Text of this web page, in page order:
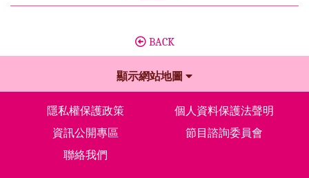
BACK
顯示網站地圖
隱私權保護政策
個人資料保護法聲明
資訊公開專區
節目諮詢委員會
聯絡我們